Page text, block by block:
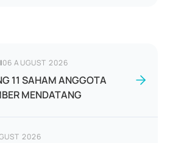
|06 AUGUST 2026
11 SAHAM ANGGOTA
MENDATANG
2026